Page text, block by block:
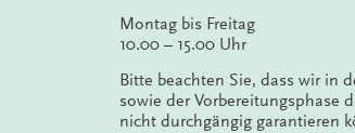
Montag bis Freitag
10.00 – 15.00 Uhr
Bitte beachten Sie, dass wir in
sowie der Vorbereitungsphase
nicht durchgängig garantieren